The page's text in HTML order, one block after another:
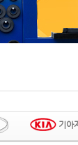
기아